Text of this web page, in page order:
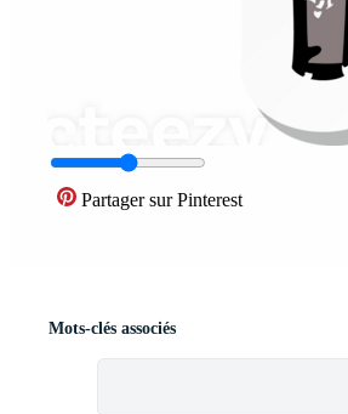
Partager sur Pinterest
Mots-clés associés